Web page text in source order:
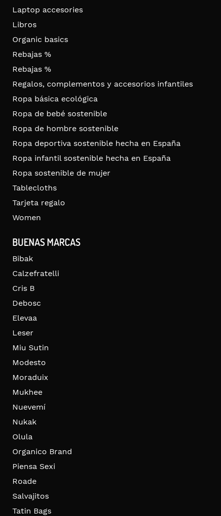
Laptop accesories
Libros
Organic basics
Rebajas %
Rebajas %
Regalos, complementos y accesorios infantiles
Ropa básica ecológica
Ropa de bebé sostenible
Ropa de hombre sostenible
Ropa deportiva sostenible hecha en España
Ropa infantil sostenible hecha en España
Ropa sostenible de mujer
Tablecloths
Tarjeta regalo
Women
BUENAS MARCAS
Bibak
Calzefratelli
Cris B
Debosc
Elevaa
Leser
Miu Sutin
Modesto
Moraduix
Mukhee
Nuevemí
Nukak
Olula
Organico Brand
Piensa Sexi
Roade
Salvajitos
Tatin Bags